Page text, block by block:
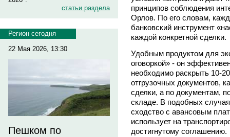
статьи раздела
Регион сегодня
22 Мая 2026, 13:30
Пешком по
принципов соблюдения
Орлов. По его словам,
банковский инструмент
каждой конкретной сделки.
Удобным продуктом для
оговоркой» - он
необходимо раскрыть 10-
отгрузочных документов,
сделки, а по документам,
складе. В подобных
сходство с авансовым
использует на
достигнутому соглашению.